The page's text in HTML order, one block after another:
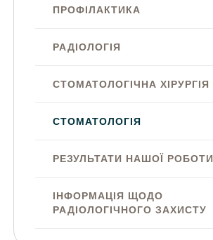
ПРОФІЛАКТИКА
РАДІОЛОГІЯ
СТОМАТОЛОГІЧНА ХІРУРГІЯ
СТОМАТОЛОГІЯ
РЕЗУЛЬТАТИ НАШОЇ РОБОТИ
ІНФОРМАЦІЯ ЩОДО
РАДІОЛОГІЧНОГО ЗАХИСТУ